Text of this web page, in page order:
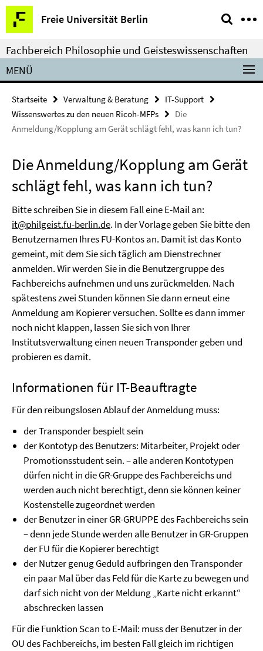
Springe
direkt
zu
Inhalt
Freie Universität Berlin
Service-
Navigation
Fachbereich Philosophie und Geisteswissenschaften
MENÜ
Startseite Verwaltung & Beratung
IT-Support
Wissenswertes zu den neuen Ricoh-MFPs
Die
Anmeldung/Kopplung am Gerät schlägt fehl, was kann ich tun?
Die Anmeldung/Kopplung am Gerät
schlägt fehl, was kann ich tun?
Bitte schreiben Sie in diesem Fall eine E-Mail an:
it@philgeist.fu-berlin.de. In der Vorlage geben Sie bitte den
Benutzernamen Ihres FU-Kontos an. Damit ist das Konto
gemeint, mit dem Sie sich täglich am Dienstrechner
anmelden. Wir werden Sie in die Benutzergruppe des
Fachbereichs aufnehmen und uns zurückmelden. Nach
spätestens zwei Stunden können Sie dann erneut eine
Anmeldung am Kopierer versuchen. Sollte es dann immer
noch nicht klappen, lassen Sie sich von Ihrer
Institutsverwaltung einen neuen Transponder geben und
probieren es damit.
Informationen für IT-Beauftragte
Für den reibungslosen Ablauf der Anmeldung muss:
der Transponder bespielt sein
der Kontotyp des Benutzers: Mitarbeiter, Projekt oder
Promotionsstudent sein. – alle anderen Kontotypen
dürfen nicht in die GR-Gruppe des Fachbereichs und
werden auch nicht berechtigt, denn sie können keiner
Kostenstelle zugeordnet werden
der Benutzer in einer GR-GRUPPE des Fachbereichs sein
– denn jede Stunde werden alle Benutzer in GR-Gruppen
der FU für die Kopierer berechtigt
der Nutzer genug Geduld aufbringen den Transponder
ein paar Mal über das Feld für die Karte zu bewegen und
darf sich nicht von der Meldung „Karte nicht erkannt“
abschrecken lassen
Für die Funktion Scan to E-Mail: muss der Benutzer in der
OU des Fachbereichs, im besten Fall gleich im richtigen